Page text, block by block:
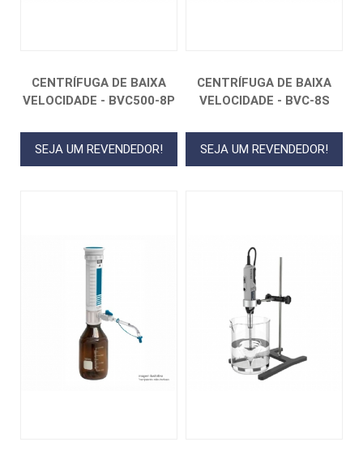
CENTRÍFUGA DE BAIXA
VELOCIDADE - BVC500-8P
SEJA UM REVENDEDOR!
CENTRÍFUGA DE BAIXA
VELOCIDADE - BVC-8S
SEJA UM REVENDEDOR!